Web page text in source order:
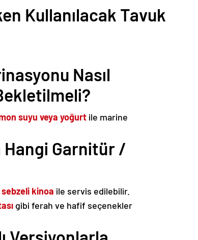
Kullanılacak Tavuk
Nasıl
suyu veya yoğurt ile marine
Hangi Garnitür /
sebzeli kinoa ile servis edilebilir.
gibi ferah ve hafif seçenekler